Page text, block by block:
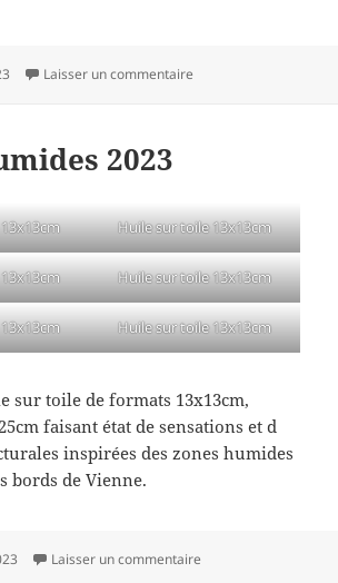
Laisser un commentaire
2023
Huile sur toile 13x13cm
Huile sur toile 13x13cm
Huile sur toile 13x13cm
sur toile de formats 13x13cm,
faisant état de sensations et d
inspirées des zones humides
bords de Vienne.
Laisser un commentaire